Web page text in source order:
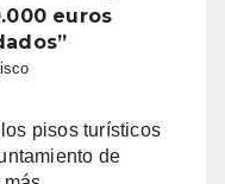
primera
línea:
quejas
vecinales
euros
pisos turísticos
de